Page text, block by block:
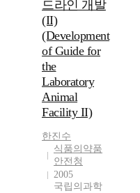
드라인 개발
(II)
(Development
of Guide for
the
Laboratory
Animal
Facility II)
한진수
식품의약품
안전청
2005
국립의과학